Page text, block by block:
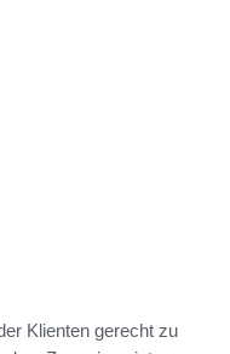
Klienten gerecht zu